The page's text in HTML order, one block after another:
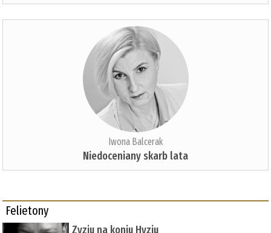
Iwona Balcerak
Niedoceniany skarb lata
Felietony
Zyziu na koniu Hyziu